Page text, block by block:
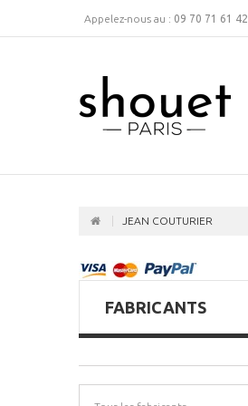
Appelez-nous au : 09 70 71 61 42
JEAN COUTURIER
FABRICANTS